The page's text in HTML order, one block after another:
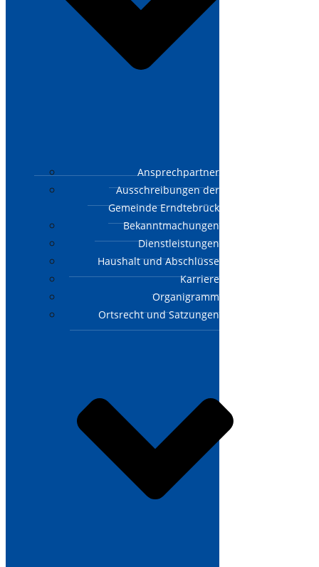
Ansprechpartner
Ausschreibungen der
Gemeinde Erndtebrück
Bekanntmachungen
Dienstleistungen
Haushalt und Abschlüsse
Karriere
Organigramm
Ortsrecht und Satzungen